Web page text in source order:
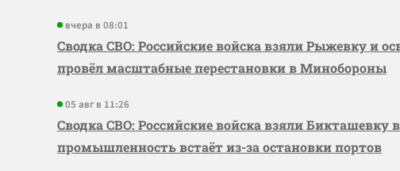
вчера в 08:01
Сводка СВО: Российские войска взяли Рыжевку и
провёл масштабные перестановки в Минобороны
05 авг в 11:26
Сводка СВО: Российские войска взяли Бикташевку
промышленность встаёт из-за остановки портов